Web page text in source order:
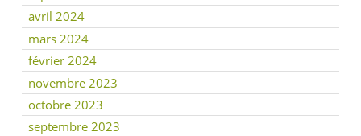
avril 2024
mars 2024
février 2024
novembre 2023
octobre 2023
septembre 2023